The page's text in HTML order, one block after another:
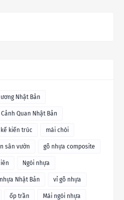
Nhật Bản
Cảnh Quan Nhật Bản
kiến trúc mái chòi
sân vườn gỗ nhựa composite
Ngói nhựa
Nhật Bản vỉ gỗ nhựa
ốp trần Mái ngói nhựa